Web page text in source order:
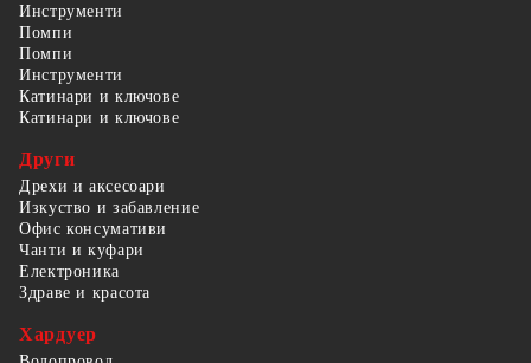
Инструменти
Помпи
Помпи
Инструменти
Катинари и ключове
Катинари и ключове
Други
Дрехи и аксесоари
Изкуство и забавление
Офис консумативи
Чанти и куфари
Електроника
Здраве и красота
Хардуер